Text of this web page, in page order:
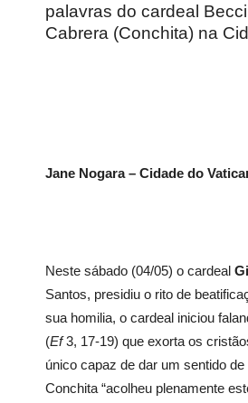
palavras do cardeal
Cabrera (Conchita) na
Jane Nogara – Cidade do
Neste sábado (04/05) o cardeal
Santos, presidiu o rito de
sua homilia, o cardeal iniciou
(Ef3, 17-19) que exorta os
único capaz de dar um sentido
Conchita “acolheu plenamente